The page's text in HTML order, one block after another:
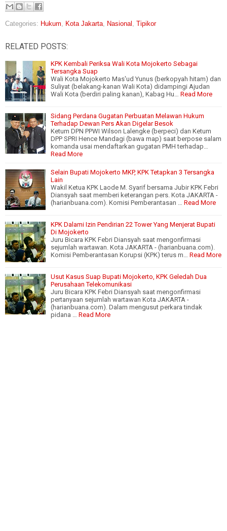
Categories: Hukum, Kota Jakarta, Nasional , Tipikor
RELATED POSTS:
KPK Kembali Periksa Wali Kota Mojokerto Sebagai
Tersangka Suap
Wali Kota Mojokerto Mas'ud Yunus (berkopyah hitam) dan
Suliyat (belakang-kanan Wali Kota) didampingi Ajudan
Wali Kota (berdiri paling kanan), Kabag Hu… Read More
Sidang Perdana Gugatan Perbuatan Melawan Hukum
Terhadap Dewan Pers Akan Digelar Besok
Ketum DPN PPWI Wilson Lalengke (berpeci) dan Ketum
DPP SPRI Hence Mandagi (bawa map) saat berpose salam
komanda usai mendaftarkan gugatan PMH terhadap…
Read More
Selain Bupati Mojokerto MKP, KPK Tetapkan 3 Tersangka
Lain
Wakil Ketua KPK Laode M. Syarif bersama Jubir KPK Febri
Diansyah saat memberi keterangan pers. Kota JAKARTA -
(harianbuana.com). Komisi Pemberantasan … Read More
KPK Dalami Izin Pendirian 22 Tower Yang Menjerat Bupati
Di Mojokerto
Juru Bicara KPK Febri Diansyah saat mengonfirmasi
sejumlah wartawan. Kota JAKARTA - (harianbuana.com).
Komisi Pemberantasan Korupsi (KPK) terus m… Read More
Usut Kasus Suap Bupati Mojokerto, KPK Geledah Dua
Perusahaan Telekomunikasi
Juru Bicara KPK Febri Diansyah saat mengonfirmasi
pertanyaan sejumlah wartawan Kota JAKARTA -
(harianbuana.com). Dalam mengusut perkara tindak
pidana … Read More